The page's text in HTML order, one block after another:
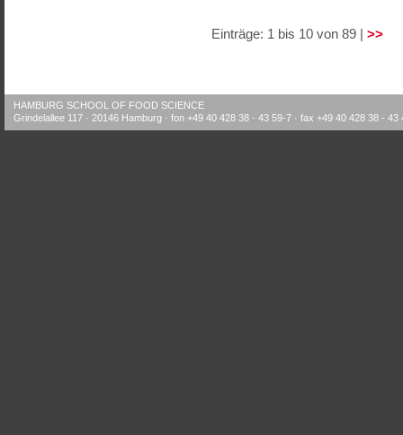
Einträge: 1 bis 10 von 89 | >>
HAMBURG SCHOOL OF FOOD SCIENCE
Grindelallee 117 · 20146 Hamburg · fon +49 40 428 38 - 43 59-7 · fax +49 40 428 38 - 43